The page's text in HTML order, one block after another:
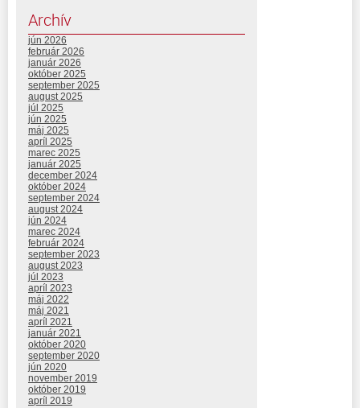
Archív
jún 2026
február 2026
január 2026
október 2025
september 2025
august 2025
júl 2025
jún 2025
máj 2025
apríl 2025
marec 2025
január 2025
december 2024
október 2024
september 2024
august 2024
jún 2024
marec 2024
február 2024
september 2023
august 2023
júl 2023
apríl 2023
máj 2022
máj 2021
apríl 2021
január 2021
október 2020
september 2020
jún 2020
november 2019
október 2019
apríl 2019